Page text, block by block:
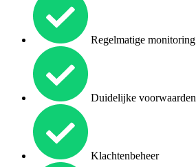
Regelmatige monitoring
Duidelijke voorwaarden
Klachtenbeheer